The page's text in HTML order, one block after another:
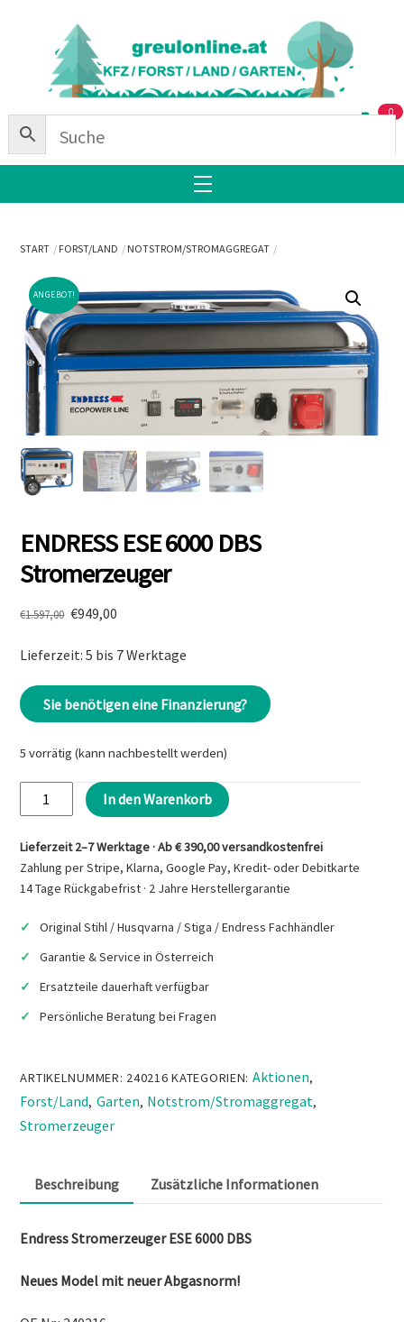
0
Menu
START FORST/LAND NOTSTROM/STROMAGGREGAT
ANGEBOT!
ENDRESS ESE 6000 DBS
Stromerzeuger
€1.597,00 Ursprünglicher
war:
€949,00
ist:
Lieferzeit: 5 bis 7 Werktage
Sie benötigen eine Finanzierung?
5 vorrätig (kann nachbestellt werden)
ENDRESS
ESE
6000
DBS
Stromerzeuger
In den Warenkorb
Lieferzeit 2–7 Werktage · Ab € 390,00 versandkostenfrei
Zahlung per Stripe, Klarna, Google Pay, Kredit- oder Debitkarte
14 Tage Rückgabefrist · 2 Jahre Herstellergarantie
Original Stihl / Husqvarna / Stiga / Endress Fachhändler
Garantie & Service in Österreich
Ersatzteile dauerhaft verfügbar
Persönliche Beratung bei Fragen
ARTIKELNUMMER: 240216 KATEGORIEN: Aktionen,
Forst/Land, Garten, Notstrom/Stromaggregat,
Stromerzeuger
Beschreibung Zusätzliche Informationen
Endress Stromerzeuger ESE 6000 DBS
Neues Model mit neuer Abgasnorm!
To
Top